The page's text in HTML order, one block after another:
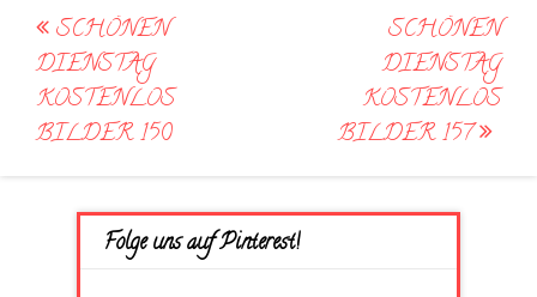
Post
navigation
SCHÖNEN
DIENSTAG
KOSTENLOS
BILDER 150
SCHÖNEN
DIENSTAG
KOSTENLOS
BILDER 157
Folge uns auf Pinterest!